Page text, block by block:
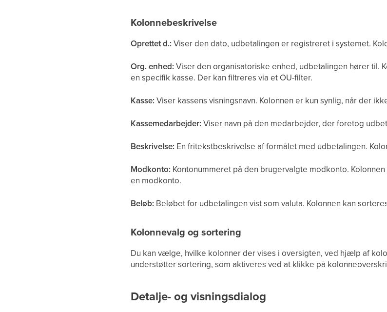
Kolonnebeskrivelse
Oprettet d.: Viser den dato, udbetalingen er registreret i systemet.
Org. enhed: Viser den organisatoriske enhed, udbetalingen hører til.
en specifik kasse. Der kan filtreres via et OU-filter.
Kasse: Viser kassens visningsnavn. Kolonnen er kun synlig, når der
Kassemedarbejder: Viser navn på den medarbejder, der foretog
Beskrivelse: En fritekstbeskrivelse af formålet med udbetalingen.
Modkonto: Kontonummeret på den brugervalgte modkonto.
en modkonto.
Beløb: Beløbet for udbetalingen vist som valuta. Kolonnen kan
Kolonnevalg og sortering
Du kan vælge, hvilke kolonner der vises i oversigten, ved hjælp af
understøtter sortering, som aktiveres ved at klikke på
Detalje- og visningsdialog